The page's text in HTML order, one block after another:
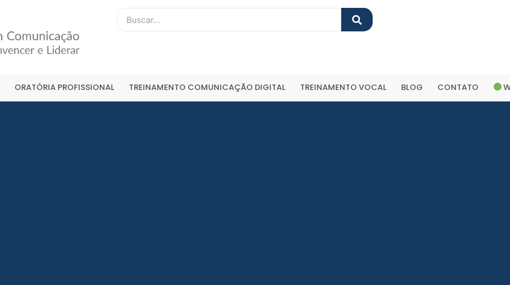
ORATÓRIA PROFISSIONAL TREINAMENTO COMUNICAÇÃO DIGITAL TREINAMENTO VOCAL BLOG CONTATO